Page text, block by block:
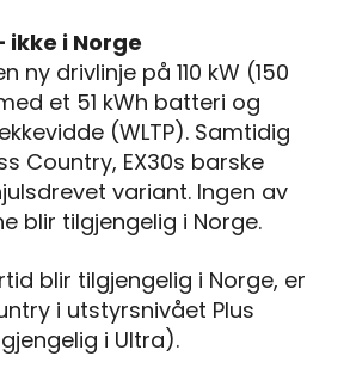
ikke i Norge
ny drivlinje på 110 kW (150
et 51 kWh batteri og
(WLTP). Samtidig
Country, EX30s barske
variant. Ingen av
blir tilgjengelig i Norge.
blir tilgjengelig i Norge, er
i utstyrsnivået Plus
i Ultra).